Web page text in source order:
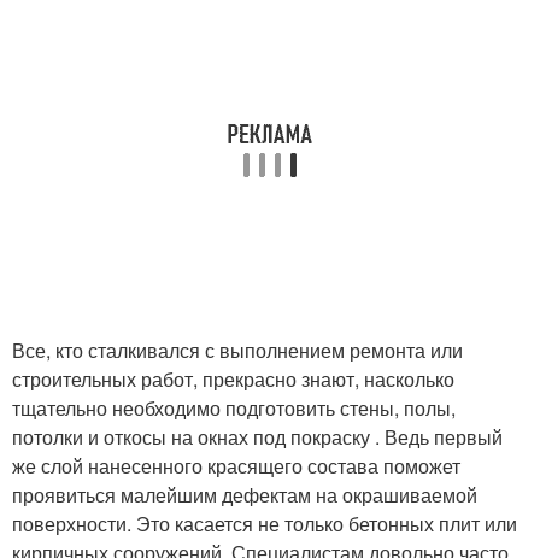
Все, кто сталкивался с выполнением ремонта или
строительных работ, прекрасно знают, насколько
тщательно необходимо подготовить стены, полы,
потолки и откосы на окнах под покраску . Ведь первый
же слой нанесенного красящего состава поможет
проявиться малейшим дефектам на окрашиваемой
поверхности. Это касается не только бетонных плит или